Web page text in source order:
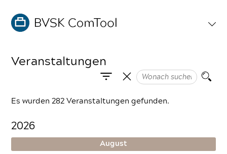
Veranstaltungen
Es wurden 282 Veranstaltungen gefunden.
2026
August